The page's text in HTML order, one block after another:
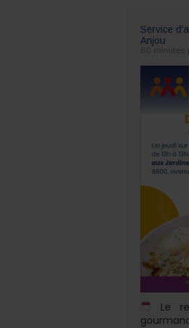
Service
Anjou
60 minutes
Le